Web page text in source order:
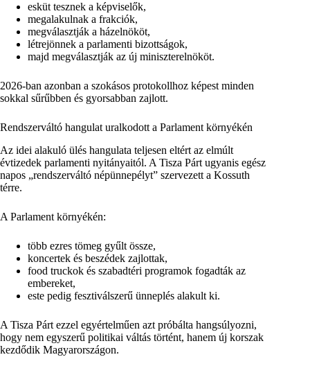
esküt tesznek a képviselők,
megalakulnak a frakciók,
megválasztják a házelnököt,
létrejönnek a parlamenti bizottságok,
majd megválasztják az új miniszterelnököt.
2026-ban azonban a szokásos protokollhoz képest minden
sokkal sűrűbben és gyorsabban zajlott.
Rendszerváltó hangulat uralkodott a Parlament környékén
Az idei alakuló ülés hangulata teljesen eltért az elmúlt
évtizedek parlamenti nyitányaitól. A Tisza Párt ugyanis egész
napos „rendszerváltó népünnepélyt” szervezett a Kossuth
térre.
A Parlament környékén:
több ezres tömeg gyűlt össze,
koncertek és beszédek zajlottak,
food truckok és szabadtéri programok fogadták az
embereket,
este pedig fesztiválszerű ünneplés alakult ki.
A Tisza Párt ezzel egyértelműen azt próbálta hangsúlyozni,
hogy nem egyszerű politikai váltás történt, hanem új korszak
kezdődik Magyarországon.